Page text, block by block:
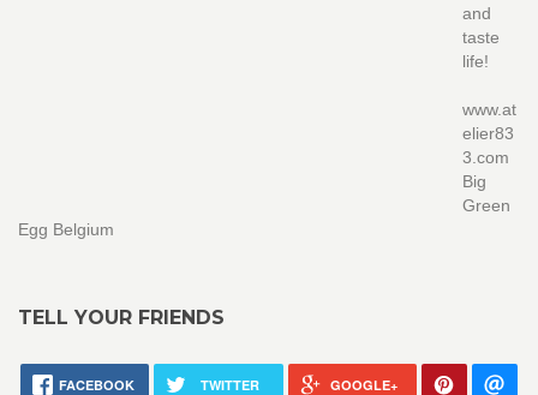
and
taste
life!
www.at
elier83
3.com
Big
Green
Egg Belgium
TELL YOUR FRIENDS
FACEBOOK TWITTER GOOGLE+